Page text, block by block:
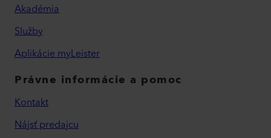
Akadémia
Služby
Aplikácie myLeister
Právne informácie a pomoc
Kontakt
Nájsť predajcu